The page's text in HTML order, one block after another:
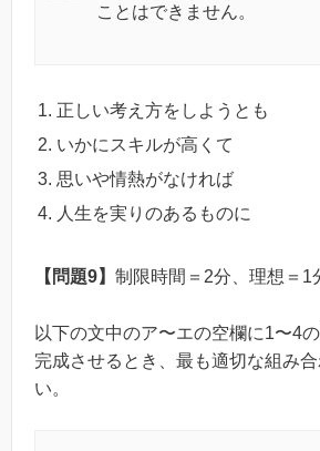
ことはできません。
正しい考え方をしようとも
いかにスキルが高くて
思いや情熱がなければ
人生を実りのあるものに
【問題9】 制限時間＝2分、理想＝1
以下の文中のア〜エの空欄に1〜4
完成させるとき、最も適切な組み
い。